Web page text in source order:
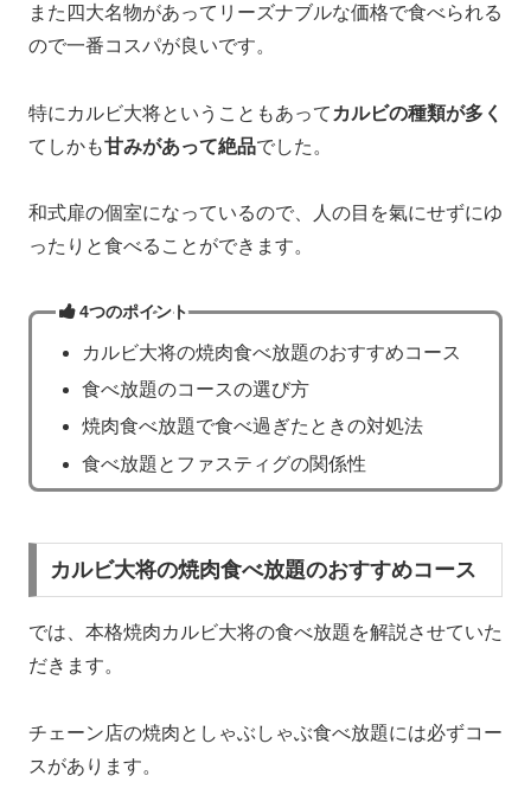
また四大名物があってリーズナブルな価格で食べられる
ので一番コスパが良いです。
特にカルビ大将ということもあって カルビの種類が多く
てしかも甘みがあって絶品でした。
和式扉の個室になっているので、人の目を氣にせずにゆ
ったりと食べることができます。
4つのポイント
カルビ大将の焼肉食べ放題のおすすめコース
食べ放題のコースの選び方
焼肉食べ放題で食べ過ぎたときの対処法
食べ放題とファスティグの関係性
カルビ大将の焼肉食べ放題のおすすめコース
では、本格焼肉カルビ大将の食べ放題を解説させていた
だきます。
チェーン店の焼肉としゃぶしゃぶ食べ放題には必ずコー
スがあります。